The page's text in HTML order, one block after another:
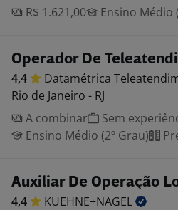
R$ 1.621,00
Ensino Médio
Operador De
4,4 Datamétrica
Rio de Janeiro - RJ
A combinar
Sem
Ensino Médio (2º Grau)
Auxiliar De Operação
4,4
KUEHNE+NAGEL